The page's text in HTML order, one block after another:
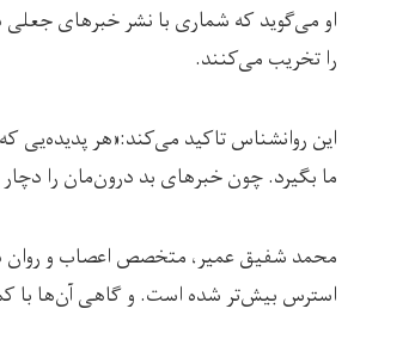
او می‌گوید که شماری با نشر خبرهای
را تخریب می‌کنند.
این روانشناس تاکید می‌کند:«هر پدیده‌یی
ما بگیرد. چون خبرهای بد درون‌مان را
محمد شفیق عمیر، متخصص اعصاب و روان
استرس بیش‌تر شده است. و گاهی آن‌ها با